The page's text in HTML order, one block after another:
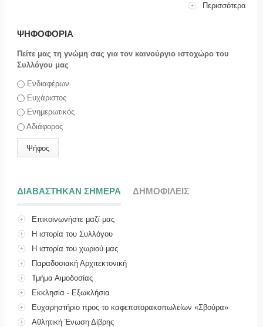
Περισσότερα
ΨΗΦΟΦΟΡΙΑ
Πείτε μας τη γνώμη σας για τον καινούργιο ιστοχώρο του
Συλλόγου μας
Επιλογές
Ενδιαφέρων
Ευχάριστος
Ενημερωτικός
Αδιάφορος
ΔΙΑΒΑΣΤΗΚΑΝ ΣΗΜΕΡΑ (ΕΝΕΡΓΗ ΚΑΡΤΕΛΑ)
ΔΗΜΟΦΙΛΕΙΣ
Επικοινωνήστε μαζί μας
Η ιστορία του Συλλόγου
Η ιστορία του χωριού μας
Παραδοσιακή Αρχιτεκτονική
Τμήμα Αιμοδοσίας
Εκκλησία - Εξωκλήσια
Ευχαρηστήριο προς το καφεποτορακοπωλείων «Σβούρα»
Αθλητική Ένωση Δίβρης